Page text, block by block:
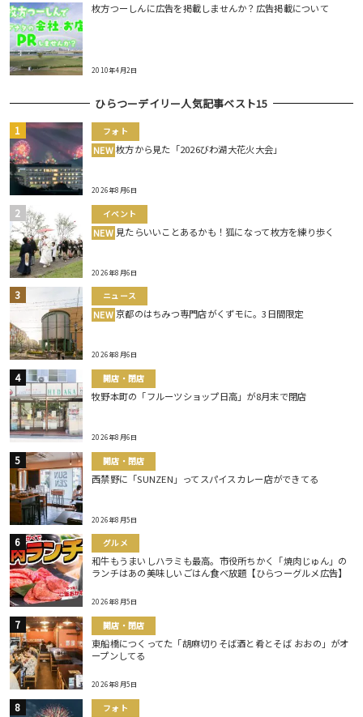
枚方つーしんに広告を掲載しませんか？広告掲載について
2010年4月2日
ひらつーデイリー人気記事ベスト15
フォト
NEW 枚方から見た「2026びわ湖大花火大会」
2026年8月6日
イベント
NEW 見たらいいことあるかも！狐になって枚方を練り歩く
2026年8月6日
ニュース
NEW 京都のはちみつ専門店がくずモに。3日間限定
2026年8月6日
開店・閉店
牧野本町の「フルーツショップ日高」が8月末で閉店
2026年8月6日
開店・閉店
西禁野に「SUNZEN」ってスパイスカレー店ができてる
2026年8月5日
グルメ
和牛もうまいしハラミも最高。市役所ちかく「焼肉じゅん」の
ランチはあの美味しいごはん食べ放題【ひらつーグルメ広告】
2026年8月5日
開店・閉店
東船橋につくってた「胡麻切りそば酒と肴とそば おおの」がオ
ープンしてる
2026年8月5日
フォト